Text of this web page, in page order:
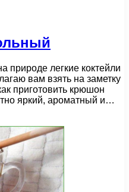
природе легкие коктейли
вам взять на заметку
приготовить крюшон
яркий, ароматный и…